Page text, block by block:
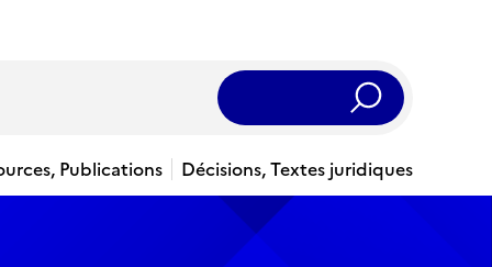
Rechercher
Publications
Décisions, Textes juridiques